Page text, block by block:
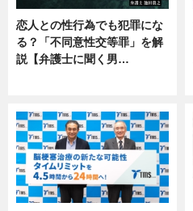
恋人との性行為でも犯罪にな
る？「不同意性交等罪」を解
説【弁護士に聞く男…